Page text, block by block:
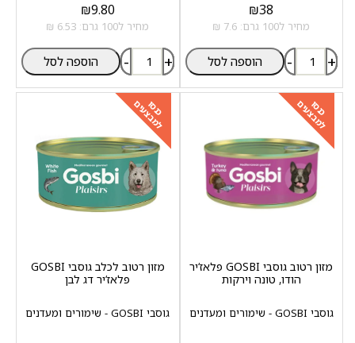
₪38
מחיר ל100 גרם: 7.6 ₪
- + הוספה לסל
₪9.80
מחיר ל100 גרם: 6.53 ₪
- + הוספה לסל
כנסו
למבצעים
גוסבי GOSBI - שימורים ומעדנים
מזון רטוב גוסבי GOSBI פלאז‘יר
הודו, טונה וירקות
כנסו
למבצעים
גוסבי GOSBI - שימורים ומעדנים
מזון רטוב לכלב גוסבי GOSBI
פלאז‘יר דג לבן